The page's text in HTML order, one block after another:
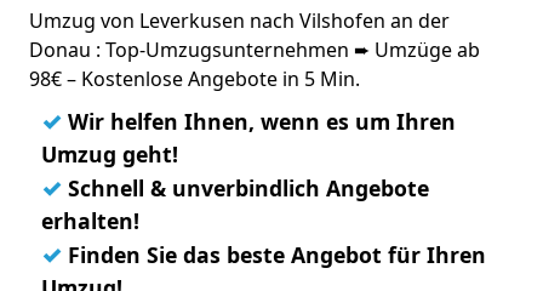
Umzug von Leverkusen nach Vilshofen an der
Donau : Top-Umzugsunternehmen ➨ Umzüge ab
98€ – Kostenlose Angebote in 5 Min.
✓ Wir helfen Ihnen, wenn es um Ihren
Umzug geht!
✓ Schnell & unverbindlich Angebote
erhalten!
✓ Finden Sie das beste Angebot für Ihren